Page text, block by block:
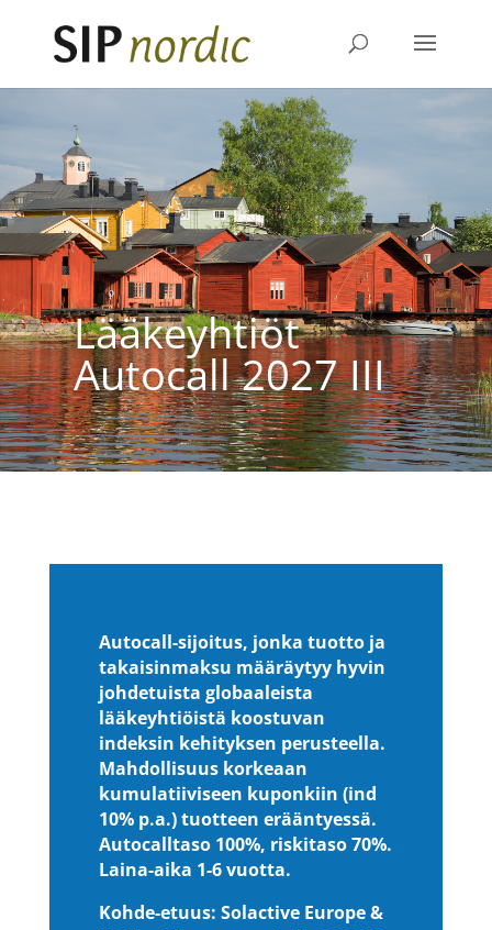
Lääkeyhtiöt
Autocall 2027 III
Autocall-sijoitus, jonka tuotto ja
takaisinmaksu määräytyy hyvin
johdetuista globaaleista
lääkeyhtiöistä koostuvan
indeksin kehityksen perusteella.
Mahdollisuus korkeaan
kumulatiiviseen kuponkiin (ind
10% p.a.) tuotteen erääntyessä.
Autocalltaso 100%, riskitaso 70%.
Laina-aika 1-6 vuotta.
Kohde-etuus: Solactive Europe &